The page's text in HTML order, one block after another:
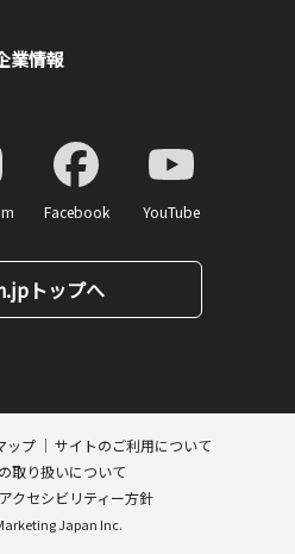
業情報
Facebook YouTube
トップへ
ップ
サイトのご利用について
取り扱いについて
クセシビリティー方針
Japan Inc.